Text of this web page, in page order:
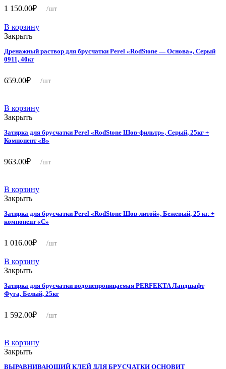
1 150.00₽ /шт
В корзину
Закрыть
Дренажный раствор для брусчатки Perel «RodStone — Основа», Серый
0911, 40кг
659.00₽ /шт
В корзину
Закрыть
Затирка для брусчатки Perel «RodStone Шов-фильтр», Серый, 25кг +
Компонент «B»
963.00₽ /шт
В корзину
Закрыть
Затирка для брусчатки Perel «RodStone Шов-литой», Бежевый, 25 кг. +
компонент «C»
1 016.00₽ /шт
В корзину
Закрыть
Затирка для брусчатки водонепроницаемая PERFEKTA Ландшафт
Фуга, Белый, 25кг
1 592.00₽ /шт
В корзину
Закрыть
ВЫРАВНИВАЮЩИЙ КЛЕЙ ДЛЯ БРУСЧАТКИ ОСНОВИТ